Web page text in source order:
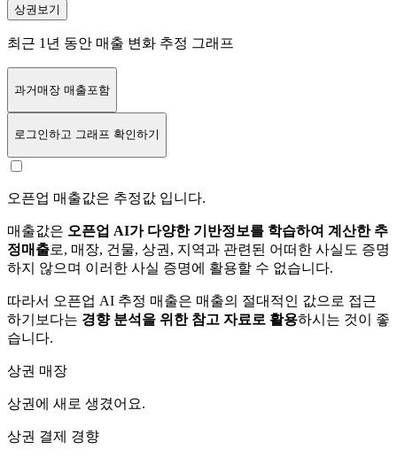
상권보기
최근 1년 동안 매출 변화 추정 그래프
과거매장 매출포함
로그인하고 그래프 확인하기
오픈업 매출값은 추정값 입니다.
매출값은 오픈업 AI가 다양한 기반정보를 학습하여 계산한 추
정매출로, 매장, 건물, 상권, 지역과 관련된 어떠한 사실도 증명
하지 않으며 이러한 사실 증명에 활용할 수 없습니다.
따라서 오픈업 AI 추정 매출은 매출의 절대적인 값으로 접근
하기보다는 경향 분석을 위한 참고 자료로 활용하시는 것이 좋
습니다.
상권 매장
상권에 새로 생겼어요.
상권 결제 경향